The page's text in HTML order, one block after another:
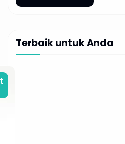
Terbaik untuk Anda